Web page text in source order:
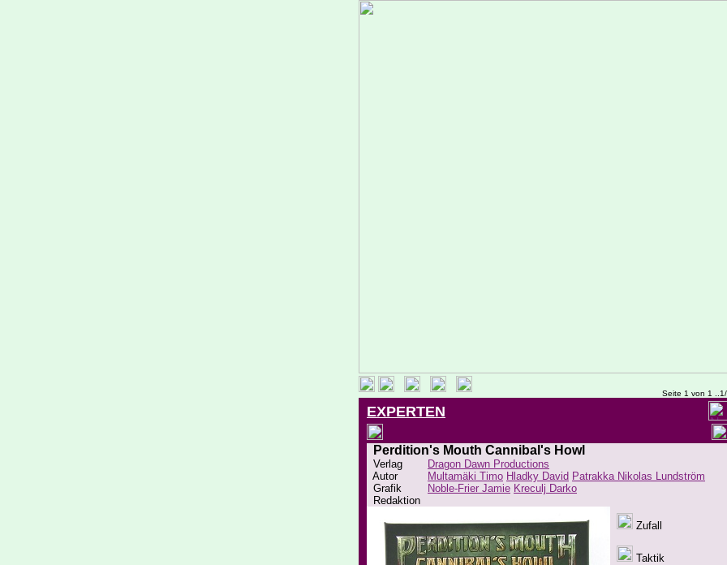
Seite 1 von 1
EXPERTEN
Perdition's Mouth Cannibal's Howl
Verlag
Dragon Dawn Productions
Autor
Multamäki Timo Hladky David Patrakka Nikolas Lundström
Grafik
Noble-Frier Jamie Kreculj Darko
Redaktion
Zufall
Taktik